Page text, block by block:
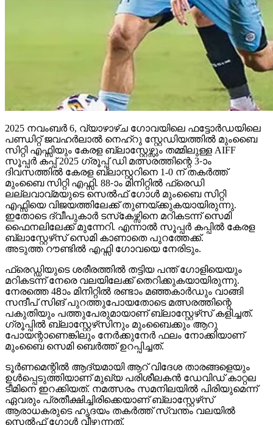
2025 നവംബര്‍ 6, വ്യാഴാഴ്ച ഗോവയിലെ ഫട്ടോര്‍ഡയിലെ
പണ്ഡിറ്റ് ജവഹര്‍ലാല്‍ നെഹ്റു സ്റ്റേഡിയത്തില്‍ മുംബൈ
സിറ്റി എഫ്സിയും കേരള ബ്ലാസ്റ്റേഴ്സും തമ്മിലുള്ള AIFF
സൂപ്പര്‍ കപ്പ് 2025 ഗ്രൂപ്പ് ഡി മത്സരത്തിന്റെ 3-ാം
ദിവസത്തില്‍ കേരള ബ്ലാസ്റ്ററിനെ 1-0 ന് തകര്‍ത്ത്
മുംബൈ സിറ്റി എഫ്സി. 88-ാം മിനിറ്റില്‍ ഫ്രെഡി
ലല്ലവാവ്മയുടെ സെല്‍ഫ് ഗോള്‍ മുംബൈ സിറ്റി
എഫ്സിയെ വിജയത്തിലേക്ക് തുണയ്ക്കുകയായിരുന്നു.
ഇതോടെ ദ്വീപുകാര്‍ ടസ്‌കേഴ്സിനെ മറികടന്ന് സെമി
ഫൈനലിലേക്ക് മുന്നേറി. എന്നാല്‍ സൂപ്പര്‍ കപ്പില്‍ കേരള
ബ്ലാസ്റ്റേഴ്‌സ് സെമി കാണാതെ പുറത്തേക്ക്.
അടുത്ത റൗണ്ടില്‍ എഫ്സി ഗോവയെ നേരിടും.
ഫ്രെഡ്ഡിയുടെ ശരീരത്തില്‍ തട്ടിയ പന്ത് ഗോളിയെയും
മറികടന്ന് നേരെ വലയിലേക്ക് തെറിക്കുകയായിരുന്നു.
നേരത്തെ 48ാം മിനിറ്റില്‍ രണ്ടാം മഞ്ഞകാര്‍ഡും വാങ്ങി
സന്ദീപ് സിങ് പുറത്തുപോയതോടെ മത്സരത്തിന്റെ
പകുതിയും പത്തുപേരുമായാണ് ബ്ലാസ്റ്റേഴ്‌സ് കളിച്ചത്.
ഗ്രൂപ്പില്‍ ബ്ലാസ്റ്റേഴ്‌സിനും മുംബൈക്കും ആറു
പോയന്റാണെങ്കിലും നേര്‍ക്കുനേര്‍ ഫലം നോക്കിയാണ്
മുംബൈ സെമി ബെര്‍ത്ത് ഉറപ്പിച്ചത്.
ടൂര്‍ണമെന്റില്‍ ആദ്യമായി ആറ് വിദേശ താരങ്ങളെയും
ഉള്‍പ്പെടുത്തിയാണ് മുഖ്യ പരിശീലകന്‍ ഡേവിഡ് കാറ്റല
ടീമിനെ ഇറക്കിയത്. നമത്സരം സമനിലയില്‍ പിരിയുമെന്ന്
ഏവരും പ്രതീക്ഷിച്ചിരിക്കെയാണ് ബ്ലാസ്റ്റേഴ്‌സ്
ആരാധകരുടെ ഹൃദയം തകര്‍ത്ത് സ്വന്തം വലയില്‍
സെല്‍ഫ് ഗോള്‍ വീഴുന്നത്.